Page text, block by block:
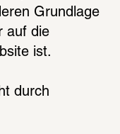
Grundlage
auf die
ist.
durch